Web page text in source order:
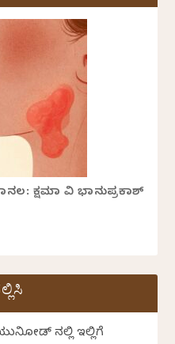
ಕ್ಷಮಾ ವಿ ಭಾನುಪ್ರಕಾಶ್
ನಲ್ಲಿ ಇಲ್ಲಿಗೆ